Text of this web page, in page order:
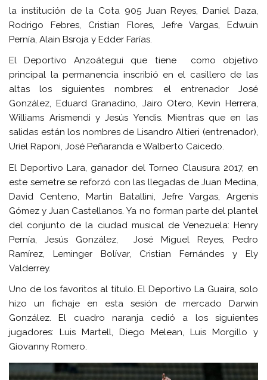
la institución de la Cota 905 Juan Reyes, Daniel Daza,
Rodrigo Febres, Cristian Flores, Jefre Vargas, Edwuin
Pernía, Alain Bsroja y Edder Farías.
El Deportivo Anzoátegui que tiene como objetivo
principal la permanencia inscribió en el casillero de las
altas los siguientes nombres: el entrenador José
González, Eduard Granadino, Jairo Otero, Kevin Herrera,
Williams Arismendi y Jesús Yendis. Mientras que en las
salidas están los nombres de Lisandro Altieri (entrenador),
Uriel Raponi, José Peñaranda e Walberto Caicedo.
El Deportivo Lara, ganador del Torneo Clausura 2017, en
este semetre se reforzó con las llegadas de Juan Medina,
David Centeno, Martin Batallini, Jefre Vargas, Argenis
Gómez y Juan Castellanos. Ya no forman parte del plantel
del conjunto de la ciudad musical de Venezuela: Henry
Pernía, Jesús González, José Miguel Reyes, Pedro
Ramírez, Leminger Bolívar, Cristian Fernándes y Ely
Valderrey.
Uno de los favoritos al título. El Deportivo La Guaira, solo
hizo un fichaje en esta sesión de mercado Darwin
González. El cuadro naranja cedió a los siguientes
jugadores: Luis Martell, Diego Melean, Luis Morgillo y
Giovanny Romero.